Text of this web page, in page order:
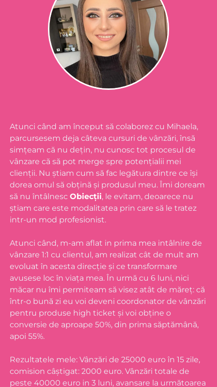
Atunci când am început să colaborez cu Mihaela,
parcursesem deja câteva cursuri de vânzări, însă
simțeam că nu dețin, nu cunosc tot procesul de
vânzare că să pot merge spre potențialii mei
clienții. Nu știam cum să fac legătura dintre ce își
dorea omul să obțină și produsul meu. Îmi doream
să nu întâlnesc Obiecții, le evitam, deoarece nu
știam care este modalitatea prin care să le tratez
intr-un mod profesionist.
Atunci când, m-am aflat in prima mea intâlnire de
vânzare 1:1 cu clientul, am realizat cât de mult am
evoluat în acesta direcție și ce transformare
avusese loc în viața mea. În urmă cu 6 luni, nici
măcar nu îmi permiteam să visez atât de măreț: că
într-o bună zi eu voi deveni coordonator de vânzări
pentru produse high ticket și voi obține o
conversie de aproape 50%, din prima săptămână,
apoi 55%.
Rezultatele mele: Vânzări de 25000 euro în 15 zile,
comision câștigat: 2000 euro. Vânzări totale de
peste 40000 euro in 3 luni, avansare la următoarea